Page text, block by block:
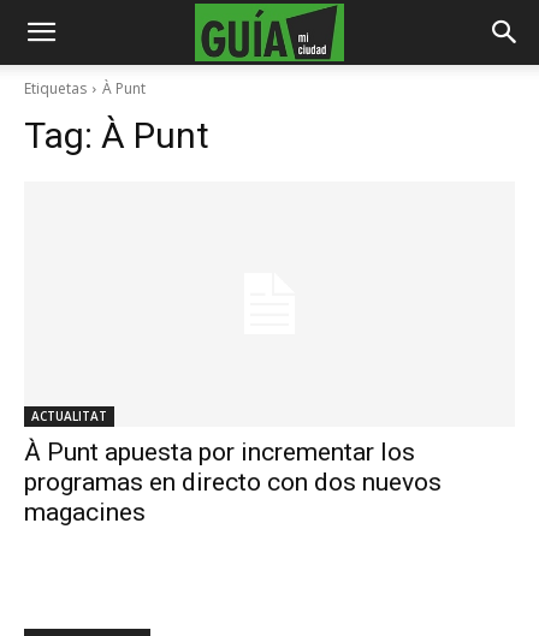
Etiquetas À Punt
Tag: À Punt
ACTUALITAT
À Punt apuesta por incrementar los
programas en directo con dos nuevos
magacines